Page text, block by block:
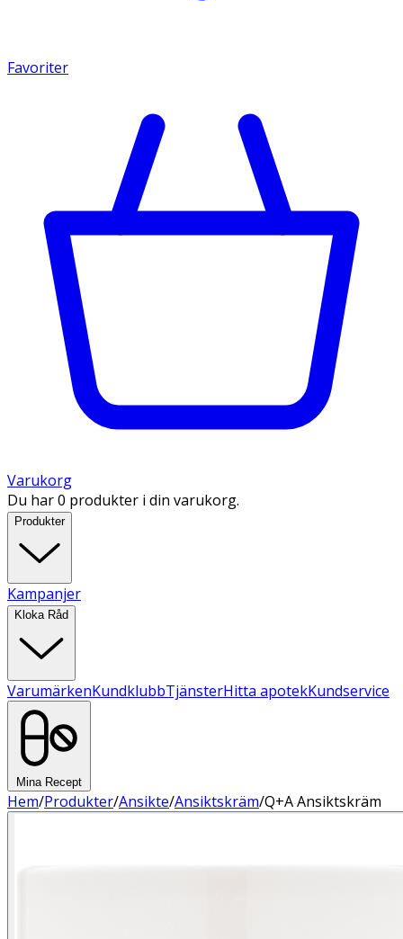
Favoriter
Varukorg
Du har 0 produkter i din varukorg.
Produkter
Kampanjer
Kloka Råd
VarumärkenKundklubbTjänsterHitta apotekKundservice
Mina Recept
Hem/Produkter/Ansikte/Ansiktskräm/Q+A Ansiktskräm